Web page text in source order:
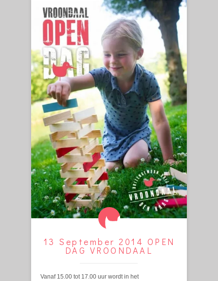
13 September 2014 OPEN
DAG VROONDAAL
Vanaf 15.00 tot 17.00 uur wordt in het